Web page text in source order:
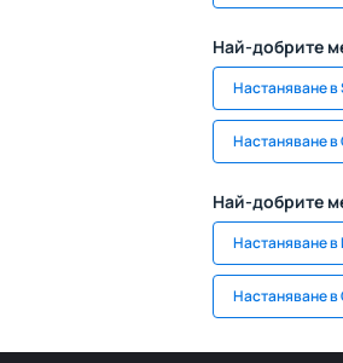
Най-добрите
Настаняване в
Настаняване
Най-добрите
Настаняване в
Настаняване